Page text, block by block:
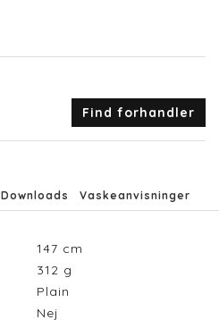
Find forhandler
Downloads Vaskeanvisninger
147 cm
312 g
Plain
Nej